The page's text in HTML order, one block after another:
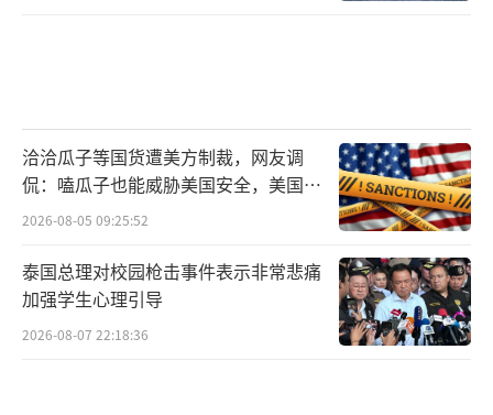
洽洽瓜子等国货遭美方制裁，网友调
侃：嗑瓜子也能威胁美国安全，美国怕
人民嗑瓜子上火
2026-08-05 09:25:52
泰国总理对校园枪击事件表示非常悲痛
加强学生心理引导
2026-08-07 22:18:36